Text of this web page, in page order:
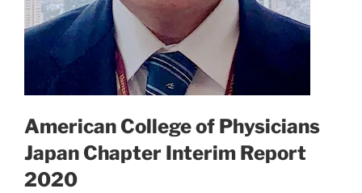
American College of Physicians
Japan Chapter Interim Report
2020